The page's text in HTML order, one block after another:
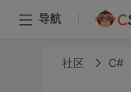
导航
社区 C#